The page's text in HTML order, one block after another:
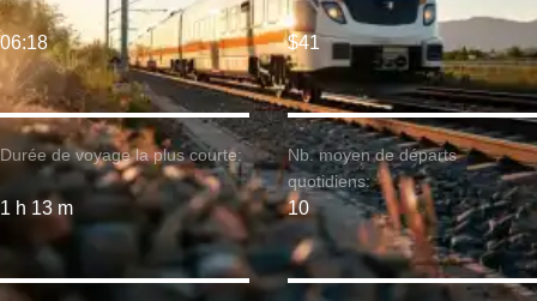
Durée de voyage la plus courte:
1 h 13 m
06:18 $41
Nb. moyen de départs
quotidiens:
10